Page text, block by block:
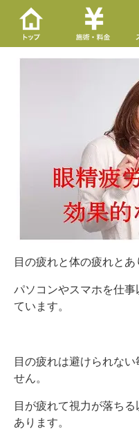
目の疲れと体の疲れとあ
パソコンやスマホを仕事
ています。
目の疲れは避けられな
せん。
目が疲れて視力が落ち
あります。